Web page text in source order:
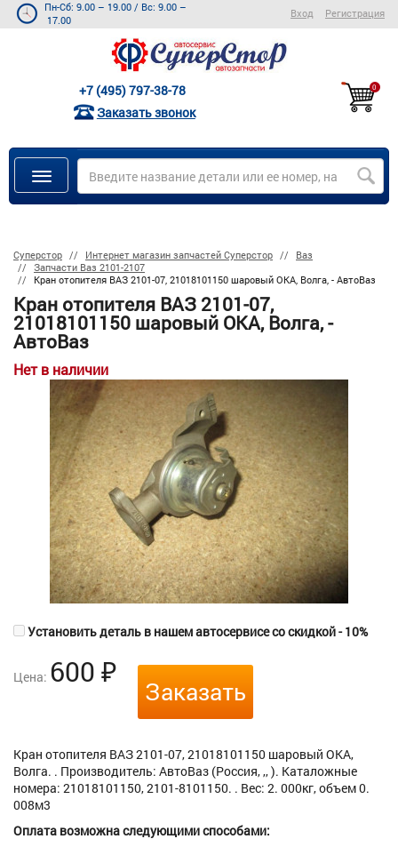
Пн-Сб: 9.00 – 19.00 / Вс: 9.00 –
17.00
Вход Регистрация
+7 (495) 797-38-78
Заказать звонок
0
Суперстор Интернет магазин запчастей Суперстор
Ваз
Запчасти Ваз 2101-2107
Кран отопителя ВАЗ 2101-07, 21018101150 шаровый ОКА, Волга, - АвтоВаз
Кран отопителя ВАЗ 2101-07,
21018101150 шаровый ОКА, Волга, -
АвтоВаз
Нет в наличии
Установить деталь в нашем автосервисе со скидкой - 10%
Цена: 600 ₽
Заказать
Кран отопителя ВАЗ 2101-07, 21018101150 шаровый ОКА,
Волга. . Производитель: АвтоВаз (Россия, ,, ). Каталожные
номера: 21018101150, 2101-8101150. . Вес: 2. 000кг, объем 0.
008м3
Оплата возможна следующими способами: